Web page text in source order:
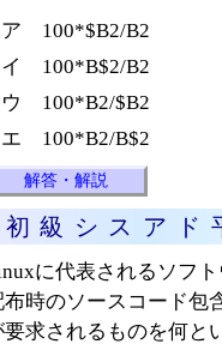
ア 100*$B2/B2
イ 100*B$2/B2
ウ 100*B2/$B2
エ 100*B2/B$2
解答・解説
初級シスア
に代表されるソフ
布時のソースコード包
要求されるものを何と